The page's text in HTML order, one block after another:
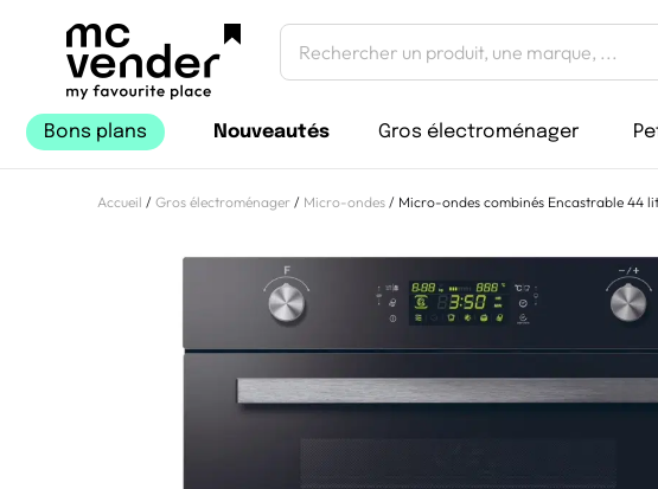
Bons plans Nouveautés Gros électroménager
Accueil / Gros électroménager / Micro-ondes / Micro-ondes combinés Encastrable 44